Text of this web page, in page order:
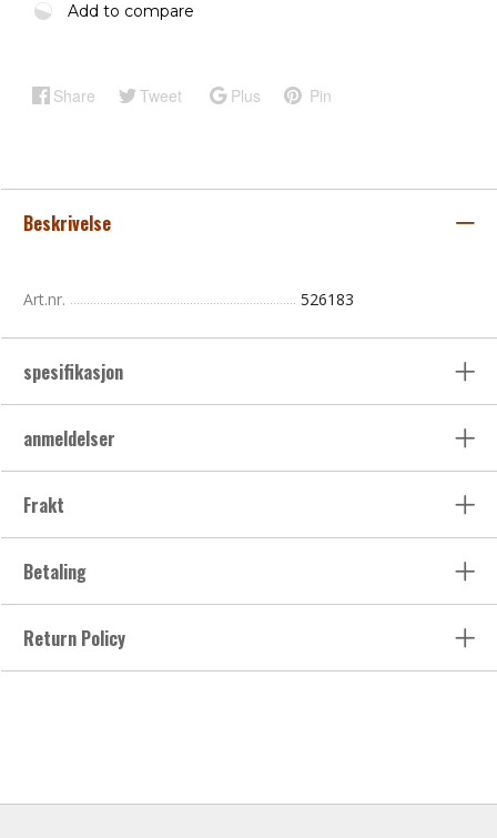
Add to compare
Share Tweet Plus Pin
Beskrivelse
Art.nr. 526183
spesifikasjon
anmeldelser
Frakt
Betaling
Return Policy